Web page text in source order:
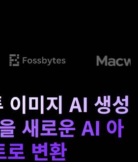
이미지 AI 생성
새로운 AI 아
로 변환